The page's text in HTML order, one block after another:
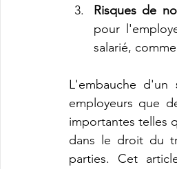
Risques de
pour
salarié,
L'embauche d'un
employeurs que
importantes telles
dans le droit du
parties. Cet